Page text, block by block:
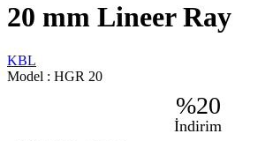
20 mm Lineer Ray
KBL
Model : HGR 20
%20
İndirim